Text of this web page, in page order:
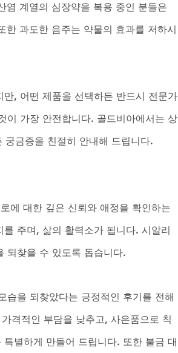
염 계열의 심장약을 복용 중인 분들은
과도한 음주는 약물의 효과를 저하시
, 어떤 제품을 선택하든 반드시 전문가
이 가장 안전합니다. 골드비아에서는 상
금증을 친절히 안내해 드립니다.
에 대한 깊은 신뢰와 애정을 확인하는
주며, 삶의 활력소가 됩니다. 시알리
되찾을 수 있도록 돕습니다.
습을 되찾았다는 긍정적인 후기를 전해
격적인 부담을 낮추고, 사은품으로 칙
별하게 만들어 드립니다. 또한 불금 대